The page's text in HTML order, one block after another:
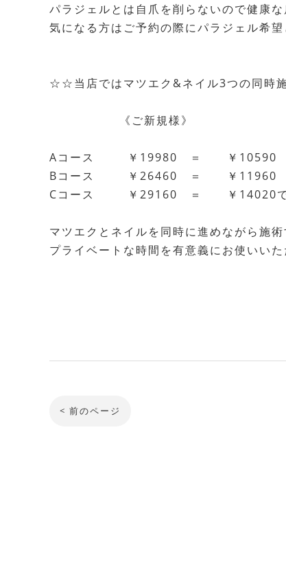
パラジェルとは自爪を削らないので健康
気になる方はご予約の際にパラジェル希
☆☆当店ではマツエク&ネイル3つの同時
《ご新規様》
Aコース ￥19980 ＝ ￥10590
Bコース ￥26460 ＝ ￥11960
Cコース ￥29160 ＝ ￥14020で、
マツエクとネイルを同時に進めながら施術
プライベートな時間を有意義にお使い
< 前のページ